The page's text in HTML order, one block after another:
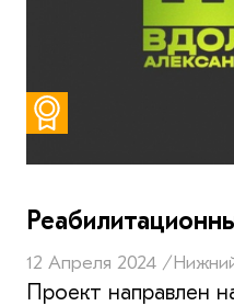
12 Апреля 2024 /
Проект направлен